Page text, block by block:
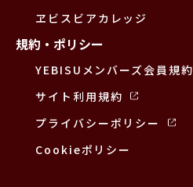
ヱビスビアカレッジ
規約・ポリシー
YEBISUメンバーズ会員規約
サイト利用規約
プライバシーポリシー
Cookieポリシー